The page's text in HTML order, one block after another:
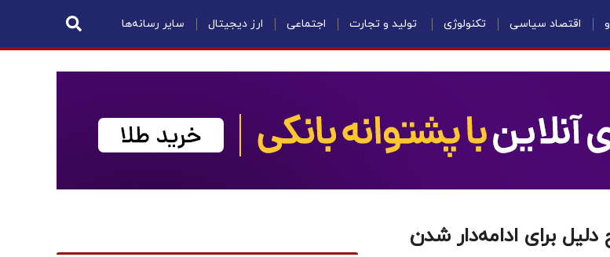
اقتصاد سیاسی تکنولوژی تولید و تجارت اجتماعی ارز دیجیتال سایر رسانه‌ها
فردا چهارشنبه 18 تیر 1404؛ پنج دلیل برای ادامه‌دار شدن